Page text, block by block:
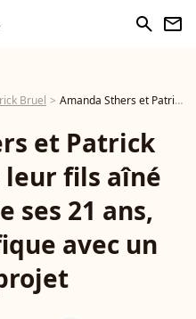
search newsletter
Bruel Amanda Sthers et Patrick Bruel fiers de leur fils aîné Oscar qui fête ses 21 ans, neuroscientifique avec un beau projet
et Patrick
fils aîné
ses 21 ans,
avec un